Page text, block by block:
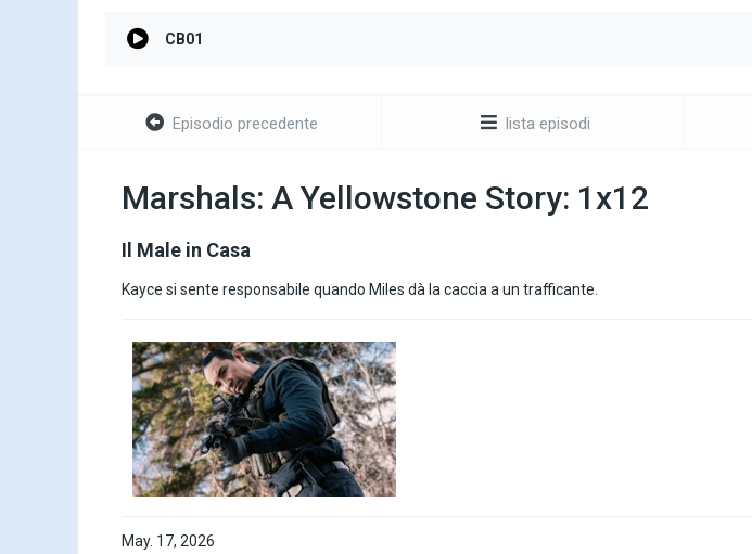
CB01
Episodio precedente lista episodi
Marshals: A Yellowstone Story: 1x12
Il Male in Casa
Kayce si sente responsabile quando Miles dà la caccia a un trafficante.
May. 17, 2026